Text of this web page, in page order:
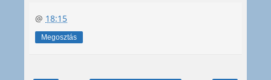
@ 18:15
Megosztás